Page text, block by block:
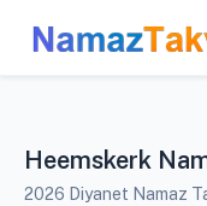
Heemskerk
2026 Diyanet Namaz